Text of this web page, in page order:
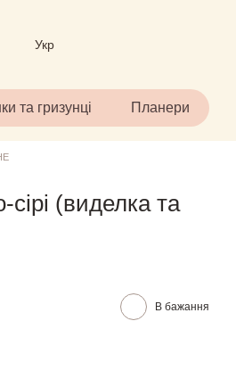
Укр
та гризунці Планери
(виделка та
В бажання